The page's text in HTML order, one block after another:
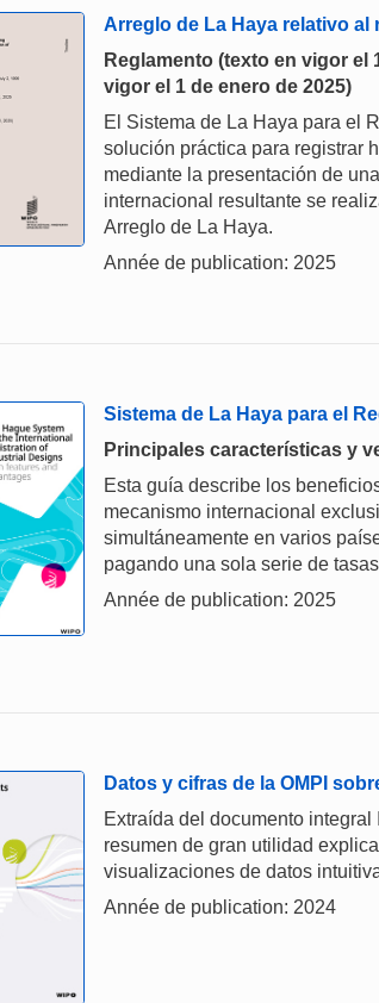
Arreglo de La Haya relativo
Reglamento (texto en vigor el
vigor el 1 de enero de 2025)
El Sistema de La Haya para el
solución práctica para registrar
mediante la presentación de
internacional resultante se
Arreglo de La Haya.
Année de publication: 2025
Sistema de La Haya para el
Principales características y
Esta guía describe los
mecanismo internacional
simultáneamente en varios
pagando una sola serie de
Année de publication: 2025
Datos y cifras de la OMPI
Extraída del documento
resumen de gran utilidad
visualizaciones de datos
Année de publication: 2024